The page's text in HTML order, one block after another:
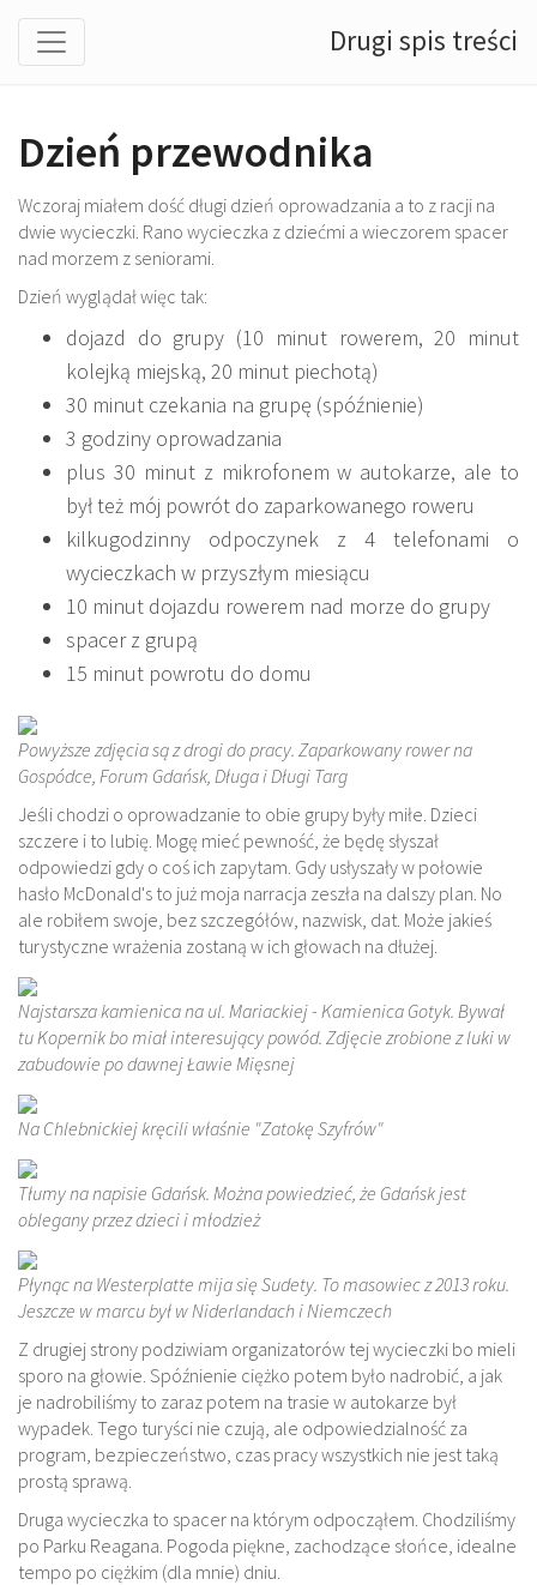
Drugi spis treści
Dzień przewodnika
Wczoraj miałem dość długi dzień oprowadzania a to z racji na
dwie wycieczki. Rano wycieczka z dziećmi a wieczorem spacer
nad morzem z seniorami.
Dzień wyglądał więc tak:
dojazd do grupy (10 minut rowerem, 20 minut
kolejką miejską, 20 minut piechotą)
30 minut czekania na grupę (spóźnienie)
3 godziny oprowadzania
plus 30 minut z mikrofonem w autokarze, ale to
był też mój powrót do zaparkowanego roweru
kilkugodzinny odpoczynek z 4 telefonami o
wycieczkach w przyszłym miesiącu
10 minut dojazdu rowerem nad morze do grupy
spacer z grupą
15 minut powrotu do domu
Powyższe zdjęcia są z drogi do pracy. Zaparkowany rower na
Gospódce, Forum Gdańsk, Długa i Długi Targ
Jeśli chodzi o oprowadzanie to obie grupy były miłe. Dzieci
szczere i to lubię. Mogę mieć pewność, że będę słyszał
odpowiedzi gdy o coś ich zapytam. Gdy usłyszały w połowie
hasło McDonald's to już moja narracja zeszła na dalszy plan. No
ale robiłem swoje, bez szczegółów, nazwisk, dat. Może jakieś
turystyczne wrażenia zostaną w ich głowach na dłużej.
Najstarsza kamienica na ul. Mariackiej - Kamienica Gotyk. Bywał
tu Kopernik bo miał interesujący powód. Zdjęcie zrobione z luki w
zabudowie po dawnej Ławie Mięsnej
Na Chlebnickiej kręcili właśnie "Zatokę Szyfrów"
Tłumy na napisie Gdańsk. Można powiedzieć, że Gdańsk jest
oblegany przez dzieci i młodzież
Płynąc na Westerplatte mija się Sudety. To masowiec z 2013 roku.
Jeszcze w marcu był w Niderlandach i Niemczech
Z drugiej strony podziwiam organizatorów tej wycieczki bo mieli
sporo na głowie. Spóźnienie ciężko potem było nadrobić, a jak
je nadrobiliśmy to zaraz potem na trasie w autokarze był
wypadek. Tego turyści nie czują, ale odpowiedzialność za
program, bezpieczeństwo, czas pracy wszystkich nie jest taką
prostą sprawą.
Druga wycieczka to spacer na którym odpocząłem. Chodziliśmy
po Parku Reagana. Pogoda piękne, zachodzące słońce, idealne
tempo po ciężkim (dla mnie) dniu.